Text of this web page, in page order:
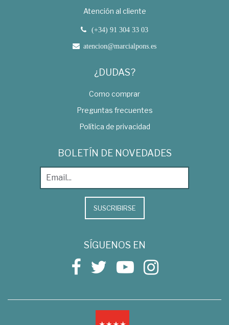
Atención al cliente
(+34) 91 304 33 03
atencion@marcialpons.es
¿DUDAS?
Como comprar
Preguntas frecuentes
Política de privacidad
BOLETÍN DE NOVEDADES
SUSCRIBIRSE
SÍGUENOS EN